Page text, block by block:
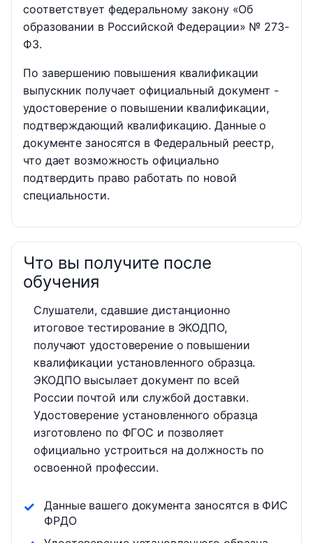
соответствует федеральному закону «Об
образовании в Российской Федерации» № 273-
ФЗ.
По завершению повышения квалификации
выпускник получает официальный документ -
удостоверение о повышении квалификации,
подтверждающий квалификацию. Данные о
документе заносятся в Федеральный реестр,
что дает возможность официально
подтвердить право работать по новой
специальности.
Что вы получите после
обучения
Слушатели, сдавшие дистанционно
итоговое тестирование в ЭКОДПО,
получают удостоверение о повышении
квалификации установленного образца.
ЭКОДПО высылает документ по всей
России почтой или службой доставки.
Удостоверение установленного образца
изготовлено по ФГОС и позволяет
официально устроиться на должность по
освоенной профессии.
Данные вашего документа заносятся в ФИС
ФРДО